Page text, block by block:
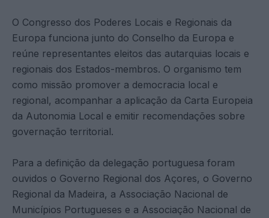
O Congresso dos Poderes Locais e Regionais da
Europa funciona junto do Conselho da Europa e
reúne representantes eleitos das autarquias locais e
regionais dos Estados-membros. O organismo tem
como missão promover a democracia local e
regional, acompanhar a aplicação da Carta Europeia
da Autonomia Local e emitir recomendações sobre
governação territorial.
Para a definição da delegação portuguesa foram
ouvidos o Governo Regional dos Açores, o Governo
Regional da Madeira, a Associação Nacional de
Municípios Portugueses e a Associação Nacional de